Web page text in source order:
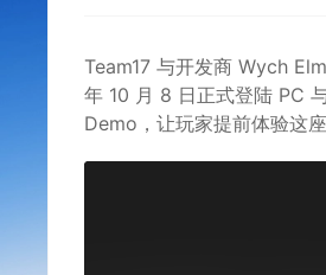
Team17 与开发商 Wych
年 10 月 8 日正式登陆 PC
Demo，让玩家提前体验这